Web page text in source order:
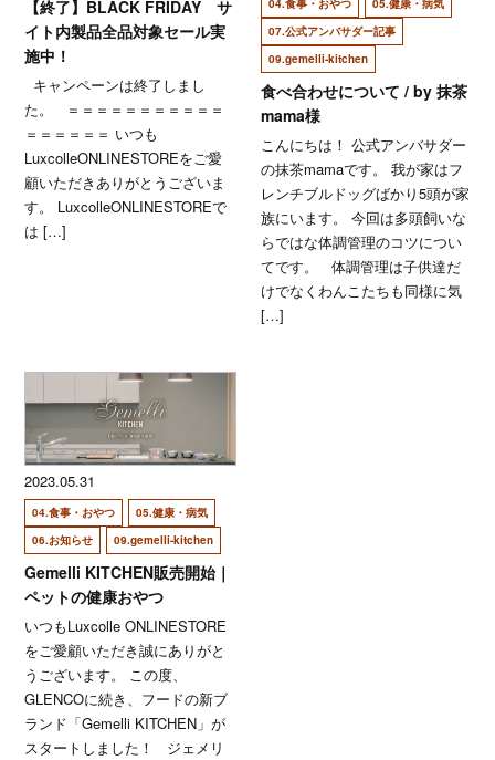
【終了】BLACK FRIDAY サ
イト内製品全品対象セール実
施中！
キャンペーンは終了しまし
た。 ＝＝＝＝＝＝＝＝＝＝＝
＝＝＝＝＝＝ いつも
LuxcolleONLINESTOREをご愛
顧いただきありがとうございま
す。 LuxcolleONLINESTOREで
は […]
04.食事・おやつ
05.健康・病気
07.公式アンバサダー記事
09.gemelli-kitchen
食べ合わせについて / by 抹茶
mama様
こんにちは！ 公式アンバサダー
の抹茶mamaです。 我が家はフ
レンチブルドッグばかり5頭が家
族にいます。 今回は多頭飼いな
らではな体調管理のコツについ
てです。 体調管理は子供達だ
けでなくわんこたちも同様に気
[…]
2023.05.31
04.食事・おやつ
05.健康・病気
06.お知らせ
09.gemelli-kitchen
Gemelli KITCHEN販売開始｜
ペットの健康おやつ
いつもLuxcolle ONLINESTORE
をご愛顧いただき誠にありがと
うございます。 この度、
GLENCOに続き、フードの新ブ
ランド「Gemelli KITCHEN」が
スタートしました！ ジェメリ